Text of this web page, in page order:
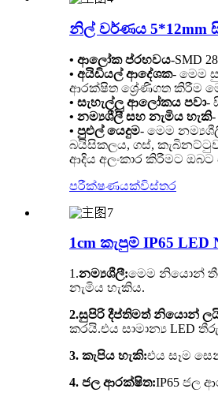
නිල් වර්ණය
• ආලෝක ප්රභවය-SMD
• අයිඩියල් ආදේශක- මෙම
ආරක්ෂිත ශ්‍රේණිගත කිරීම
• සැහැල්ලු ආලෝකය පවා-
• නම්‍යශීලී සහ නැමිය හැකි
• පුළුල් යෙදුම- මෙම
බයිසිකලය, ගස්,
ආදිය අලංකාර කිරීමට ඔබට
පරීක්ෂණයක්විස්තර
1cm කැපුම් IP65
1.නම්‍යශීලී:මෙම නියොන්
නැමිය හැකිය.
2.සුපිරි දීප්තිමත් නියොන්
කරයි.එය සාමාන්‍ය LED
3. කැපිය හැකි:එය සෑම
4. ජල ආරක්ෂිත:IP65 ජල